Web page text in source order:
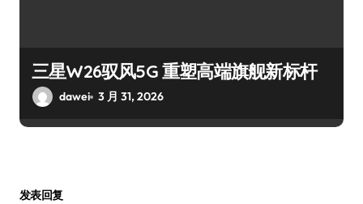
三星W26驭风5G 重塑高端旗舰新标杆
dawei 3 月 31, 2026
发表回复